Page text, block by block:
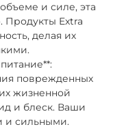
и силе, эта
Продукты Extra
делая их
поврежденных
жизненной
и блеск. Ваши
и сильными.